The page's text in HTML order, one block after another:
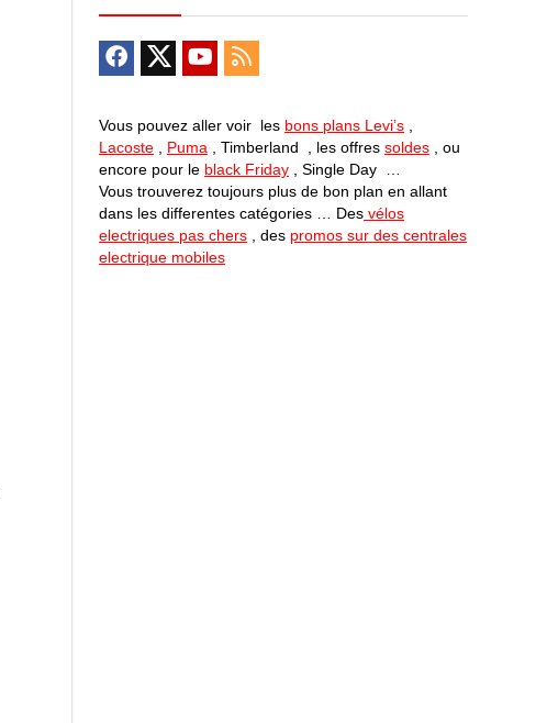
Vous pouvez aller voir les bons plans Levi’s
Lacoste
Puma , Timberland , les offres soldes , ou
encore pour le black Friday , Single Day …
Vous trouverez toujours plus de bon plan en allant
dans les differentes catégories … Des vélos
electriques pas chers , des promos sur des centrales
electrique mobiles